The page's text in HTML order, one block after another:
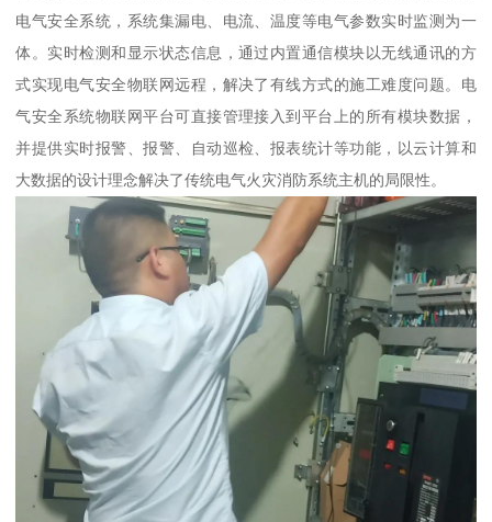
电气安全系统，系统集漏电、电流、温度等电气参数实时监测为一
体。实时检测和显示状态信息，通过内置通信模块以无线通讯的方
式实现电气安全物联网远程，解决了有线方式的施工难度问题。电
气安全系统物联网平台可直接管理接入到平台上的所有模块数据，
并提供实时报警、报警、自动巡检、报表统计等功能，以云计算和
大数据的设计理念解决了传统电气火灾消防系统主机的局限性。